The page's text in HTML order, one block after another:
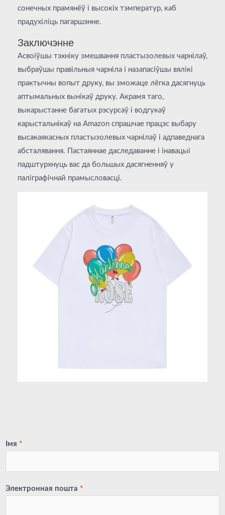
сонечных прамянёў і высокіх тэмператур, каб
прадухіліць пагаршэнне.
Заключэнне
Асвоіўшы тэхніку змешвання пластызолевых чарнілаў,
выбраўшы правільныя чарніла і назапасіўшы вялікі
практычны вопыт друку, вы зможаце лёгка дасягнуць
аптымальных вынікаў друку. Акрамя таго,
выкарыстанне багатых рэсурсаў і водгукаў
карыстальнікаў на Amazon спрашчае працэс выбару
высакаякасных пластызолевых чарнілаў і адпаведнага
абсталявання. Пастаяннае даследаванне і інавацыі
падштурхнуць вас да большых дасягненняў у
паліграфічнай прамысловасці.
Імя *
Электронная пошта *